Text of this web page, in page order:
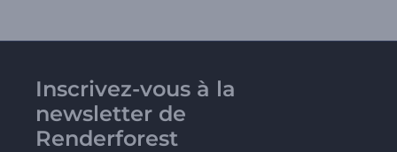
Inscrivez-vous à la
newsletter de
Renderforest